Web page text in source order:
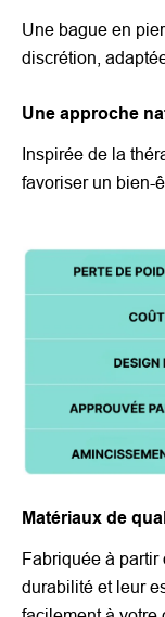
Une bague en
discrétion,
Une approche
Inspirée de la
favoriser un bien-
Matériaux de
Fabriquée à
durabilité et leur